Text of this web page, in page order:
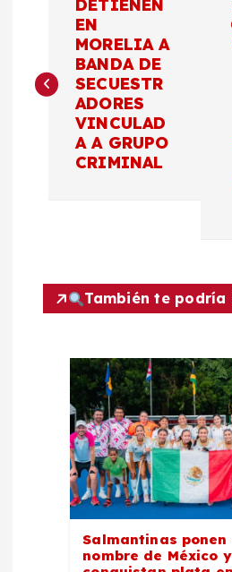
v
DETIENEN
EN
MORELIA A
BANDA DE
SECUESTR
ADORES
VINCULAD
A A GRUPO
CRIMINAL
También te podría
Salmantinas
nombre de México y